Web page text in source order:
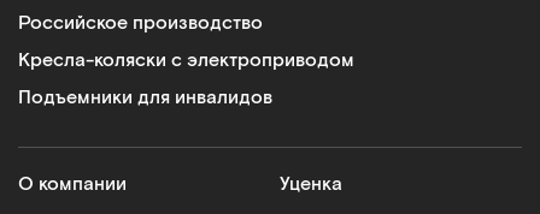
Российское производство
Кресла-коляски с электроприводом
Подъемники для инвалидов
О компании
Уценка